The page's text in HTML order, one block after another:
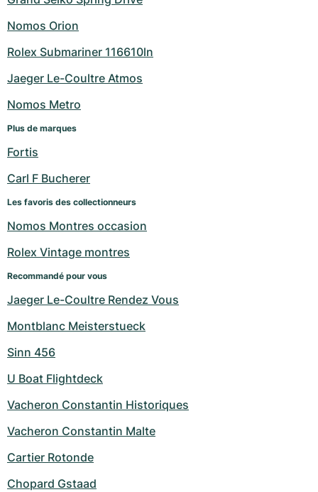
Nomos Orion
Rolex Submariner 116610ln
Jaeger Le-Coultre Atmos
Nomos Metro
Plus de marques
Fortis
Carl F Bucherer
Les favoris des collectionneurs
Nomos Montres occasion
Rolex Vintage montres
Recommandé pour vous
Jaeger Le-Coultre Rendez Vous
Montblanc Meisterstueck
Sinn 456
U Boat Flightdeck
Vacheron Constantin Historiques
Vacheron Constantin Malte
Cartier Rotonde
Chopard Gstaad